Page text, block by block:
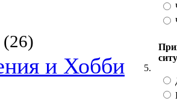
(26)
и Хобби 5.